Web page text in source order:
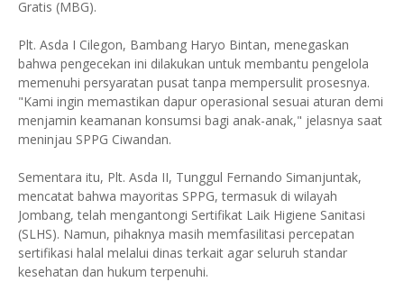
Gratis (MBG).
Plt. Asda I Cilegon, Bambang Haryo Bintan, menegaskan
bahwa pengecekan ini dilakukan untuk membantu pengelola
memenuhi persyaratan pusat tanpa mempersulit prosesnya.
"Kami ingin memastikan dapur operasional sesuai aturan demi
menjamin keamanan konsumsi bagi anak-anak," jelasnya saat
meninjau SPPG Ciwandan.
Sementara itu, Plt. Asda II, Tunggul Fernando Simanjuntak,
mencatat bahwa mayoritas SPPG, termasuk di wilayah
Jombang, telah mengantongi Sertifikat Laik Higiene Sanitasi
(SLHS). Namun, pihaknya masih memfasilitasi percepatan
sertifikasi halal melalui dinas terkait agar seluruh standar
kesehatan dan hukum terpenuhi.